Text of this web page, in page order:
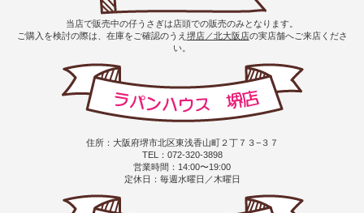
当店で販売中の仔うさぎは店頭での販売のみとなります。
ご購入を検討の際は、在庫をご確認のうえ 堺店／北大阪店の実店舗へご来店くださ
い。
住所：大阪府堺市北区東浅香山町２丁７３−３７
TEL：072-320-3898
営業時間：14:00〜19:00
定休日：毎週水曜日／木曜日